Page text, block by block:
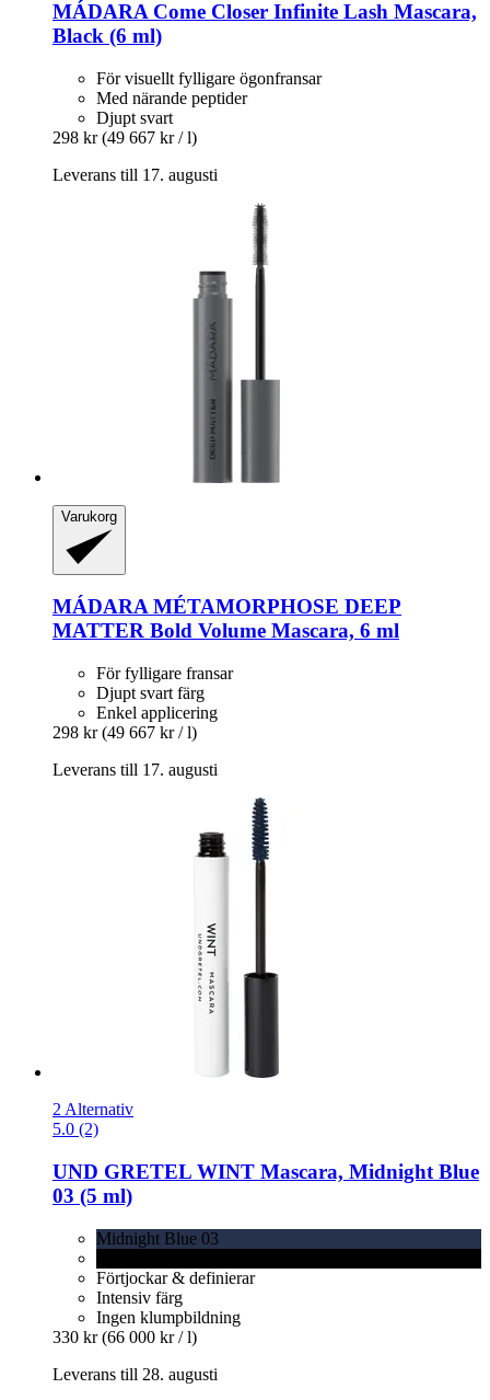
MÁDARA Come Closer Infinite Lash Mascara,
Black (6 ml)
För visuellt fylligare ögonfransar
Med närande peptider
Djupt svart
298 kr (49 667 kr / l)
Leverans till 17. augusti
Varukorg
MÁDARAMÉTAMORPHOSE DEEP
MATTER Bold Volume Mascara, 6 ml
För fylligare fransar
Djupt svart färg
Enkel applicering
298 kr (49 667 kr / l)
Leverans till 17. augusti
2 Alternativ
5.0 (2)
UND GRETEL WINT Mascara, Midnight Blue
03 (5 ml)
Midnight Blue 03
Förtjockar & definierar
Intensiv färg
Ingen klumpbildning
330 kr (66 000 kr / l)
Leverans till 28. augusti